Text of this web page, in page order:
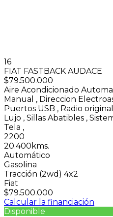
16
FIAT FASTBACK AUDACE
$79.500.000
Aire Acondicionado
Manual , Direccion
Puertos USB , Radio original
Lujo , Sillas Abatibles ,
Tela ,
2200
20.400kms.
Automático
Gasolina
Tracción (2wd) 4x2
Fiat
$79.500.000
Calcular la financiación
Disponible